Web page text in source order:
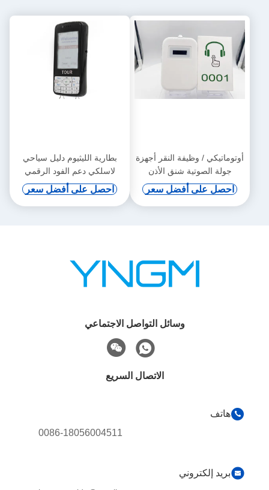
أوتوماتيكي / وظيفة النقر أجهزة
جولة الصوتية شنق الأذن
احصل على أفضل سعر
بطارية الليثيوم دليل سياحي
لاسلكي دعم الفود الرقمي
والحث التلقائي
احصل على أفضل سعر
وسائل التواصل الاجتماعي
الاتصال السريع
هاتف
0086-18056004511
بريد إلكتروني